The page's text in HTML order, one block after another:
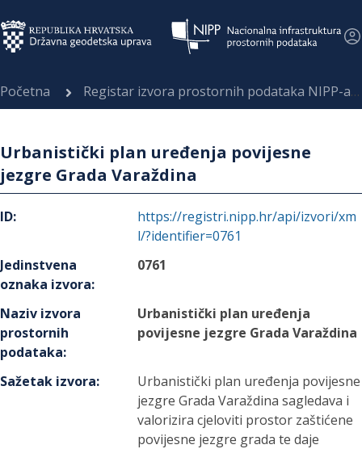
Početna Registar izvora prostornih podataka NIPP-a
Urbanistički plan uređenja povijesne
jezgre Grada Varaždina
ID:
https://registri.nipp.hr/api/izvori/xm
l/?identifier=0761
Jedinstvena
oznaka izvora:
0761
Naziv izvora
prostornih
podataka:
Urbanistički plan uređenja
povijesne jezgre Grada Varaždina
Sažetak izvora:
Urbanistički plan uređenja povijesne
jezgre Grada Varaždina sagledava i
valorizira cjeloviti prostor zaštićene
povijesne jezgre grada te daje